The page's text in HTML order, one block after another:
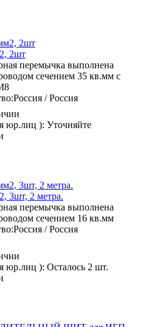
2шт
перемычка выполнена
сечением 35 кв.мм с
Россия / Россия
юр.лиц ): Уточняйте
3шт, 2 метра.
перемычка выполнена
сечением 16 кв.мм
Россия / Россия
юр.лиц ): Осталось 2 шт.